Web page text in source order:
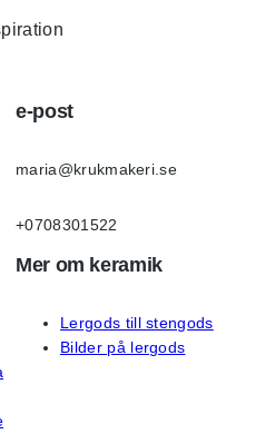
e-post
maria@krukmakeri.se
+0708301522
Mer om keramik
Lergods till stengods
Bilder på lergods